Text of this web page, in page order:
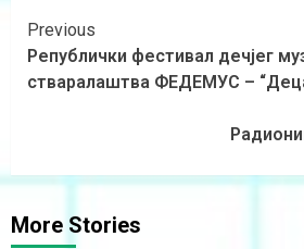
Previous
Републички фестивал дечјег
стваралаштва ФЕДЕМУС –
More Stories